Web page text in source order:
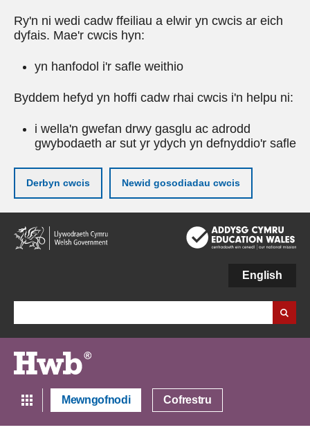
Ry'n ni wedi cadw ffeiliau a elwir yn cwcis ar eich
dyfais. Mae'r cwcis hyn:
yn hanfodol i'r safle weithio
Byddem hefyd yn hoffi cadw rhai cwcis i'n helpu ni:
i wella'n gwefan drwy gasglu ac adrodd
gwybodaeth ar sut yr ydych yn defnyddio'r safle
Derbyn cwcis Newid gosodiadau cwcis
Neidio
i'r
prif
English
Mewngofnodi Cofrestru